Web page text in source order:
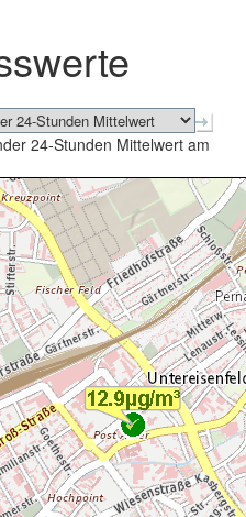
schließen
24-Stunden Mittelwert am